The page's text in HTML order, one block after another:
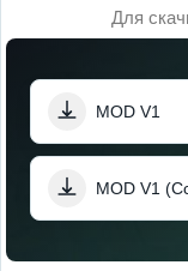
Для
MOD V1
MOD V1